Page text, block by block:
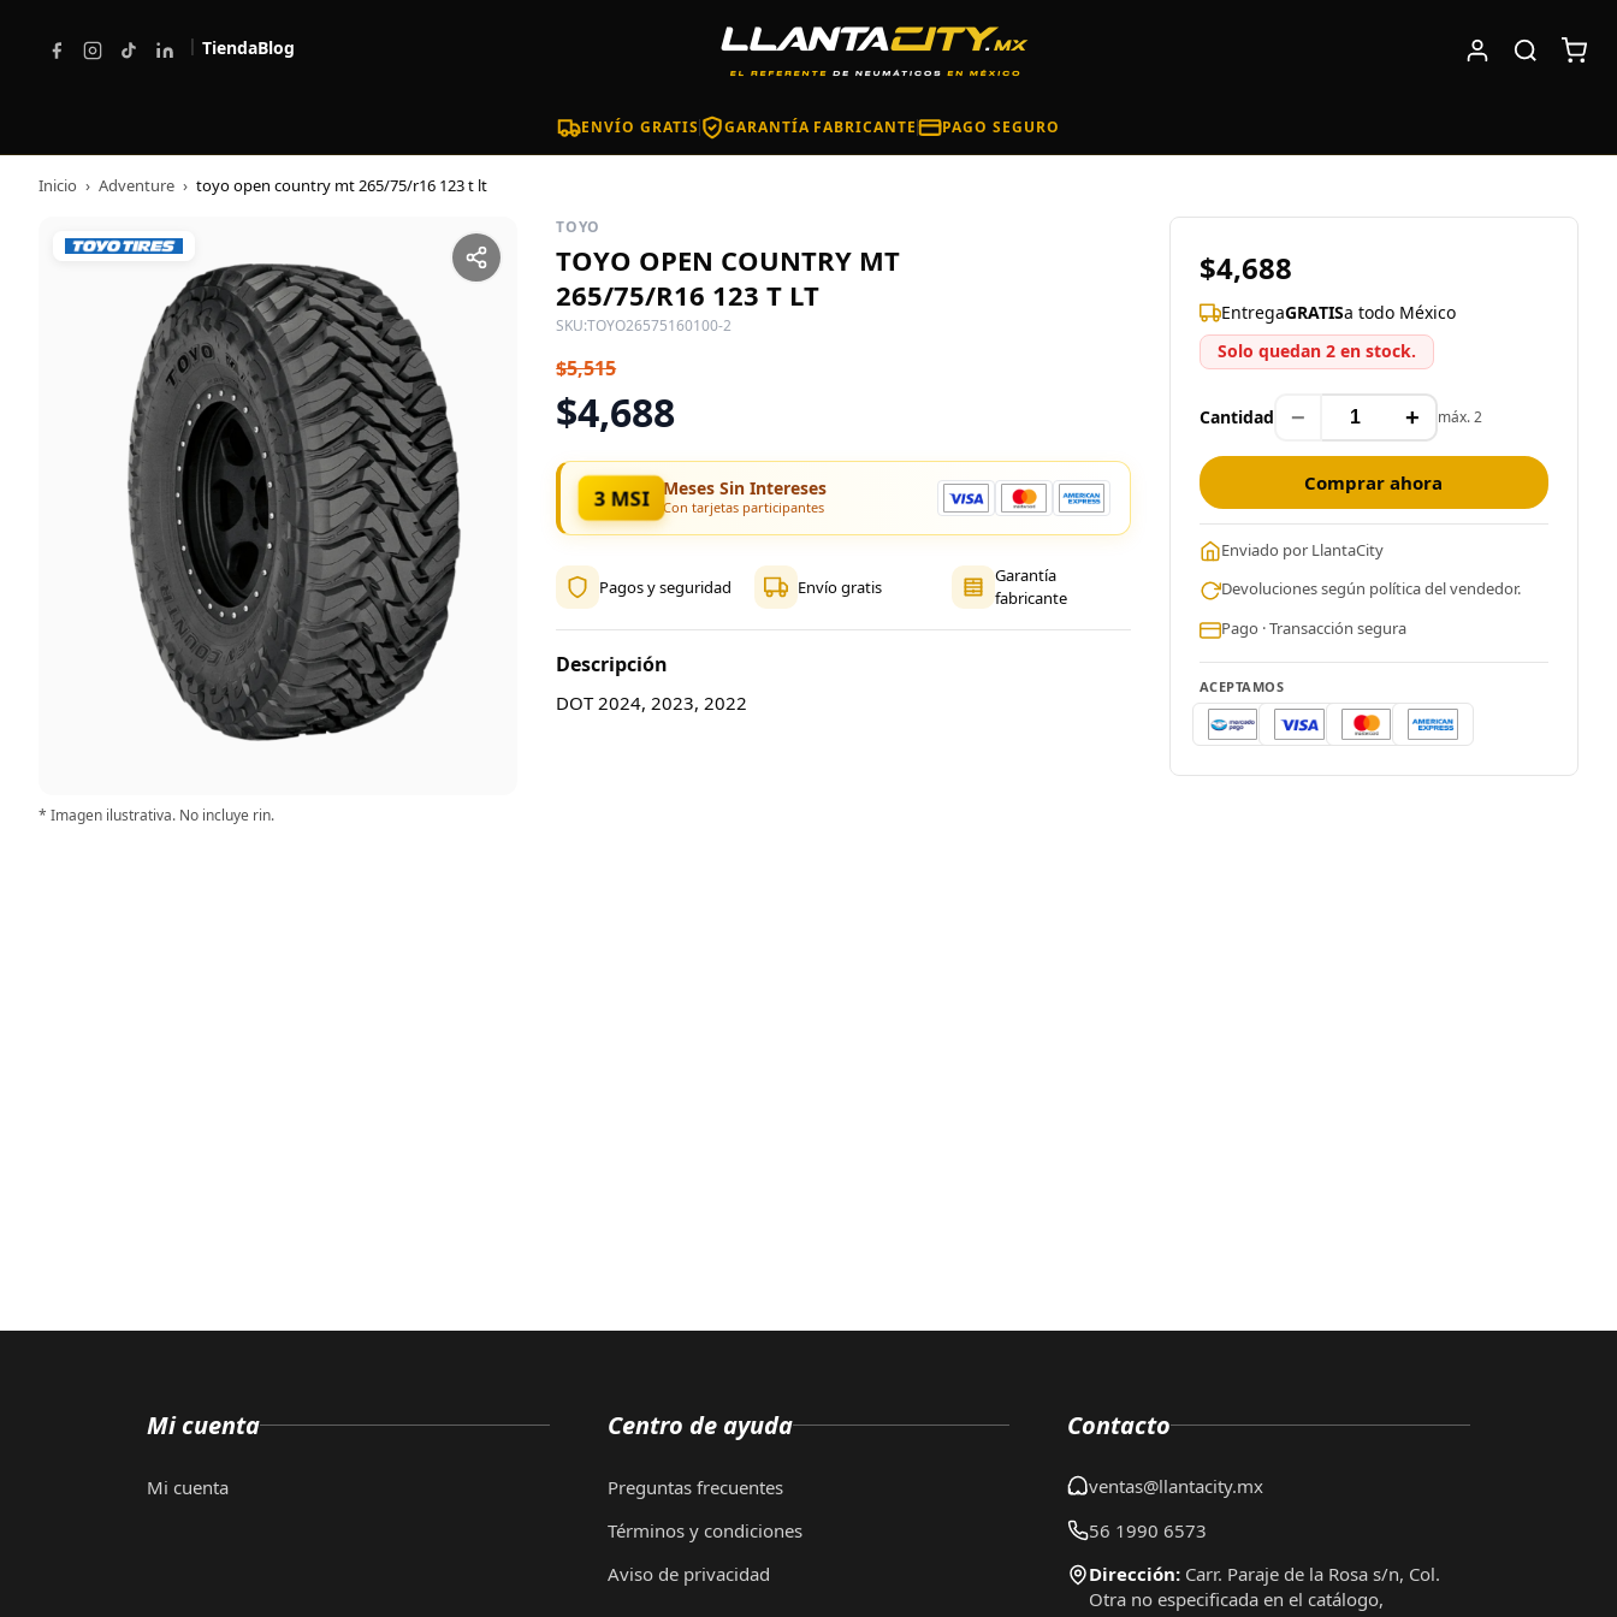
| TiendaBlog
ENVÍO GRATIS GARANTÍA FABRICANTE PAGO SEGURO
Inicio › Adventure › toyo open country mt 265/75/r16 123 t lt
* Imagen ilustrativa. No incluye rin.
TOYO
TOYO OPEN COUNTRY MT
265/75/R16 123 T LT
SKU:TOYO26575160100-2
$5,515
$4,688
3 MSI Meses Sin Intereses
Con tarjetas participantes
Pagos y seguridad Envío gratis
Garantía
fabricante
Descripción
DOT 2024, 2023, 2022
$4,688
EntregaGRATISa todo México
Solo quedan 2 en stock.
Cantidad − + máx. 2
Comprar ahora
Enviado por LlantaCity
Devoluciones según política del vendedor.
Pago · Transacción segura
ACEPTAMOS
Mi cuenta
Mi cuenta
Centro de ayuda
Preguntas frecuentes
Términos y condiciones
Aviso de privacidad
Contacto
ventas@llantacity.mx
56 1990 6573
Dirección: Carr. Paraje de la Rosa s/n, Col.
Otra no especificada en el catálogo,